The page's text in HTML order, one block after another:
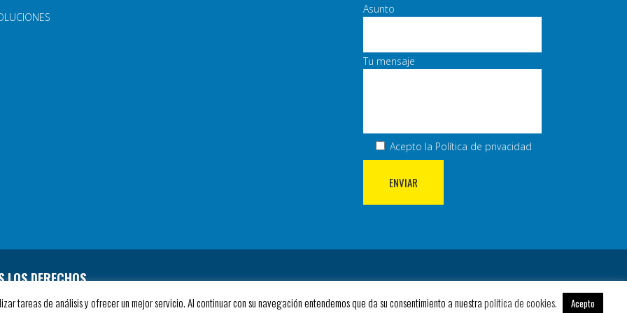
Asunto
Tu mensaje
Acepto la Política de privacidad
DERECHOS
tareas de análisis y ofrecer un mejor servicio. Al continuar con su navegación entendemos que da su consentimiento a nuestrapolítica de cookies. Acepto